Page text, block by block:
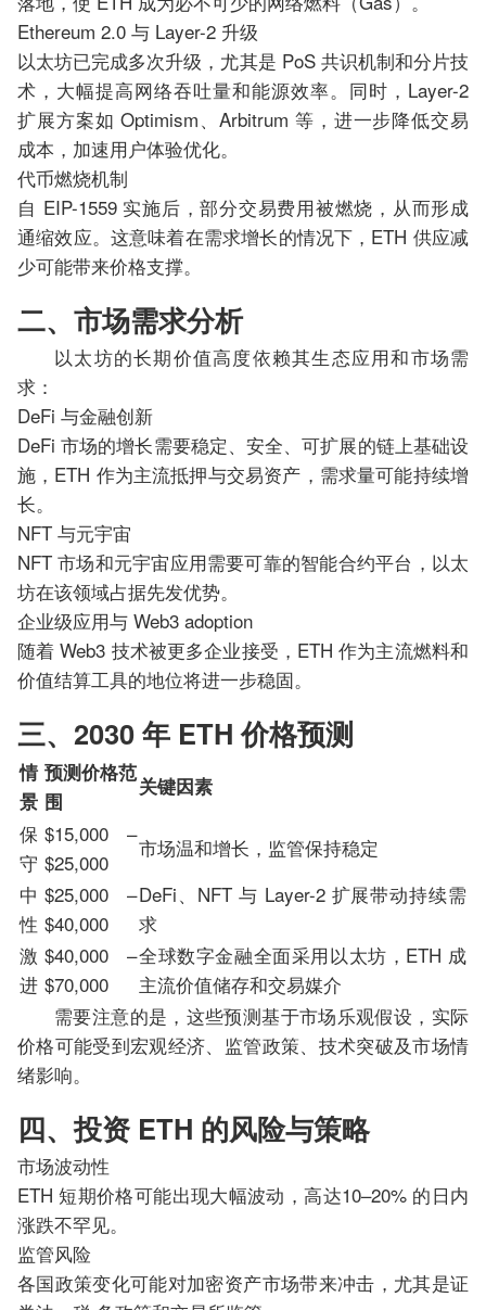
Ethereum 2.0 与 Layer-2 升级
以太坊已完成多次升级，尤其是 PoS 共识机制和分片技
术，大幅提高网络吞吐量和能源效率。同时，Layer-2
扩展方案如 Optimism、Arbitrum 等，进一步降低交易
成本，加速用户体验优化。
代币燃烧机制
自 EIP-1559 实施后，部分交易费用被燃烧，从而形成
通缩效应。这意味着在需求增长的情况下，ETH 供应减
少可能带来价格支撑。
二、市场需求分析
以太坊的长期价值高度依赖其生态应用和市场需
求：
DeFi 与金融创新
DeFi 市场的增长需要稳定、安全、可扩展的链上基础设
施，ETH 作为主流抵押与交易资产，需求量可能持续增
长。
NFT 与元宇宙
NFT 市场和元宇宙应用需要可靠的智能合约平台，以太
坊在该领域占据先发优势。
企业级应用与 Web3 adoption
随着 Web3 技术被更多企业接受，ETH 作为主流燃料和
价值结算工具的地位将进一步稳固。
三、2030 年 ETH 价格预测
情
景
预测价格范
围
关键因素
保
守
$15,000 –
$25,000
市场温和增长，监管保持稳定
中
性
$25,000 –
$40,000
DeFi、NFT 与 Layer-2 扩展带动持续需
求
激
进
$40,000 –
$70,000
全球数字金融全面采用以太坊，ETH 成
主流价值储存和交易媒介
需要注意的是，这些预测基于市场乐观假设，实际
价格可能受到宏观经济、监管政策、技术突破及市场情
绪影响。
四、投资 ETH 的风险与策略
市场波动性
ETH 短期价格可能出现大幅波动，高达10–20% 的日内
涨跌不罕见。
监管风险
各国政策变化可能对加密资产市场带来冲击，尤其是证